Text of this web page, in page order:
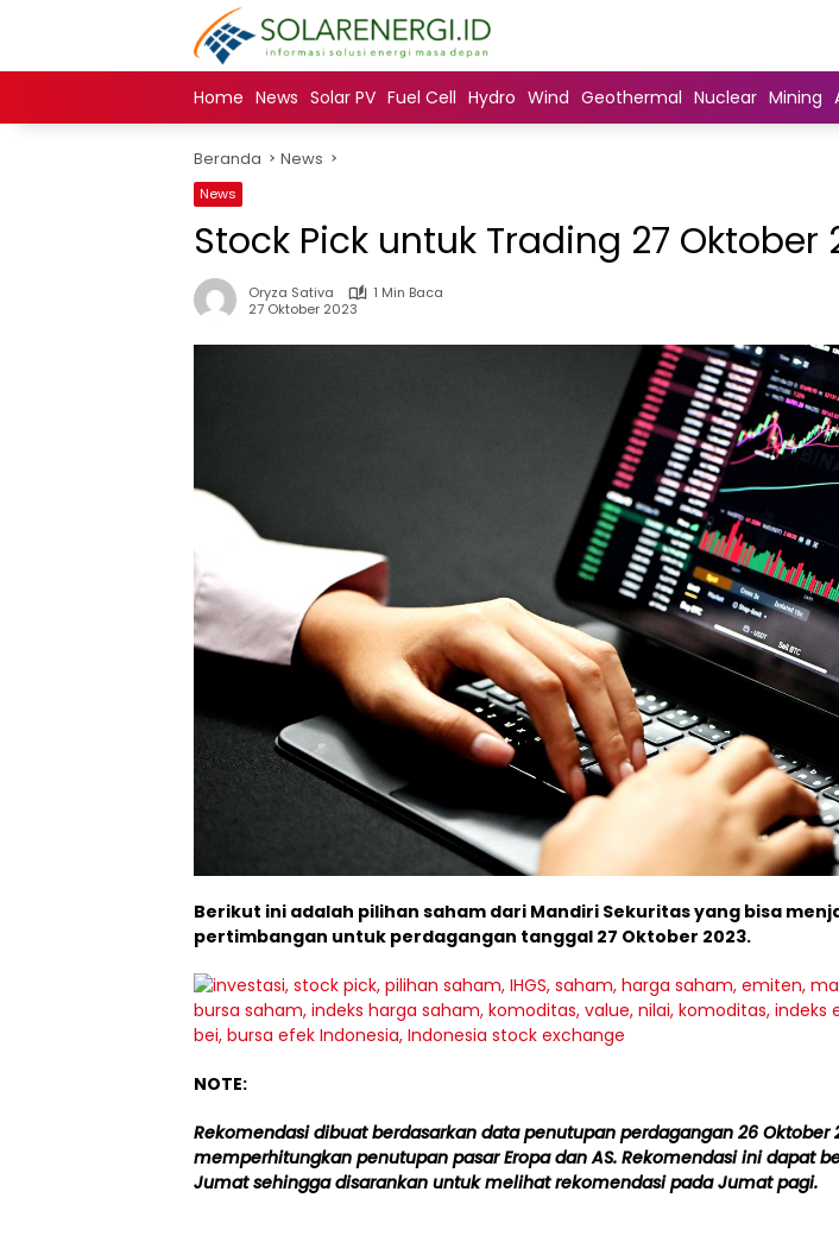
Home News Solar PV Fuel Cell Hydro Wind Geothermal Nuclear Mining
Beranda News
News
Stock Pick untuk Trading 27 Oktober
Oryza Sativa
1 Min Baca
27 Oktober 2023
Berikut ini adalah pilihan saham dari Mandiri Sekuritas yang bisa
pertimbangan untuk perdagangan tanggal 27 Oktober 2023.
NOTE:
Rekomendasi dibuat berdasarkan data penutupan perdagangan 26 Oktober
memperhitungkan penutupan pasar Eropa dan AS. Rekomendasi ini dapat
Jumat sehingga disarankan untuk melihat rekomendasi pada Jumat pagi.